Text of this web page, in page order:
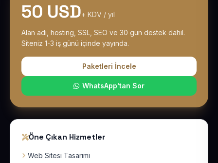
50 USD+ KDV / yıl
Alan adı, hosting, SSL, SEO ve 30 gün destek dahil.
Siteniz 1-3 iş günü içinde yayında.
Paketleri İncele
WhatsApp'tan Sor
Öne Çıkan Hizmetler
Web Sitesi Tasarımı